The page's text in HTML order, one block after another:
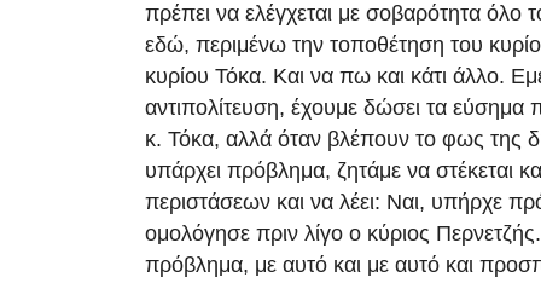
πρέπει να ελέγχεται με σοβαρότητα όλο
εδώ, περιμένω την τοποθέτηση του
κυρίου Τόκα. Και να πω και κάτι άλλο.
αντιπολίτευση, έχουμε δώσει τα εύσημα
κ. Τόκα, αλλά όταν βλέπουν το φως της
υπάρχει πρόβλημα, ζητάμε να στέκεται
περιστάσεων και να λέει: Ναι, υπήρχε
ομολόγησε πριν λίγο ο κύριος
πρόβλημα, με αυτό και με αυτό και